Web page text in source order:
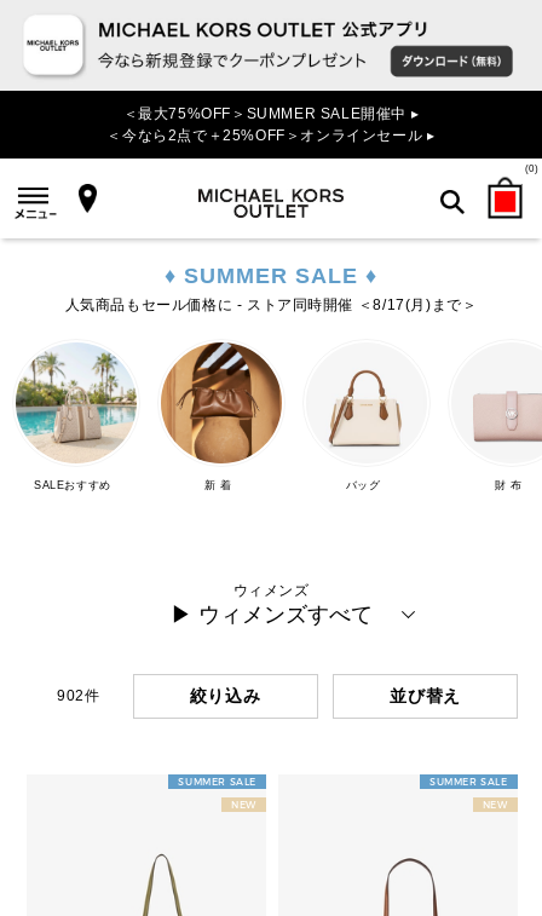
＜最大75%OFF＞SUMMER SALE開催中 ▸
＜今なら2点で＋25%OFF＞オンラインセール ▸
(0)
♦ SUMMER SALE ♦
人気商品もセール価格に - ストア同時開催 ＜8/17(月)まで＞
SALEおすすめ 新 着 バッグ 財 布
ウィメンズ
▶ ウィメンズすべて
902件 絞り込み
SUMMER SALE
NEW
SUMMER SALE
NEW